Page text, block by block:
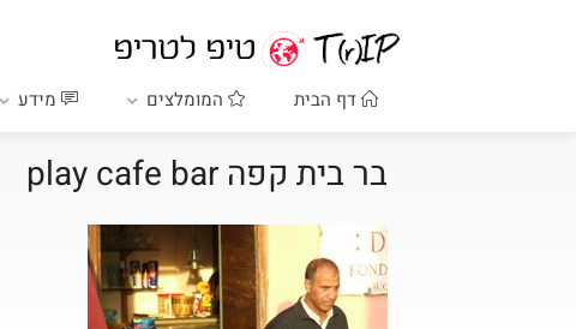
דף הבית המומלצים מידע
בר בית קפה play cafe bar